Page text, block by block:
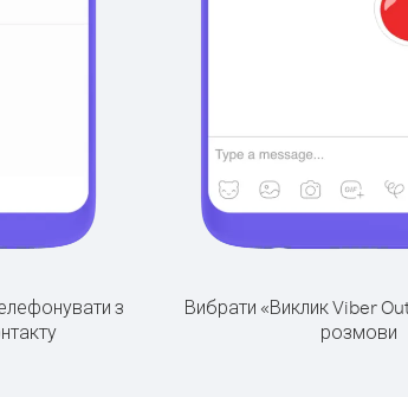
з
Вибрати «Виклик Viber
розмови